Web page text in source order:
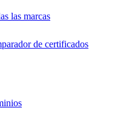
las marcas
de certificados